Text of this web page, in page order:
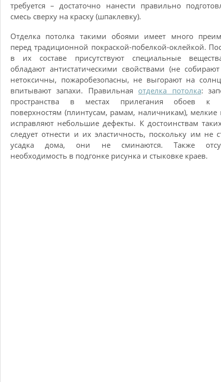
требуется – достаточно нанести правильно
смесь сверху на краску (шпаклевку).
Отделка потолка такими обоями имеет много
перед традиционной покраской-побелкой-оклейкой.
в их составе присутствуют специальные
обладают антистатическими свойствами (не
нетоксичны, пожаробезопасны, не выгорают на
впитывают запахи. Правильная отделка потолка:
пространства в местах прилегания обоев к
поверхностям (плинтусам, рамам, наличникам),
исправляют небольшие дефекты. К достоинствам
следует отнести и их эластичность, поскольку им не
усадка дома, они не сминаются. Также
необходимость в подгонке рисунка и стыковке краев.